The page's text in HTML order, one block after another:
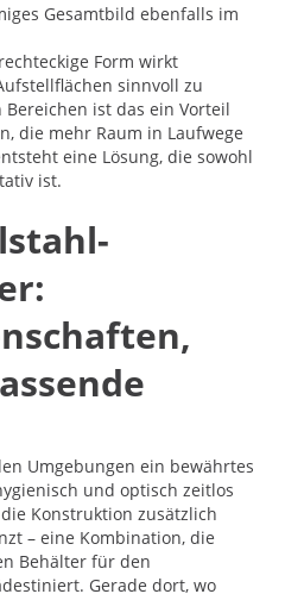
Gesamtbild ebenfalls im
Form wirkt
sinnvoll zu
ist das ein Vorteil
die mehr Raum in Laufwege
eine Lösung, die sowohl
ist.
Umgebungen ein bewährtes
und optisch zeitlos
Konstruktion zusätzlich
– eine Kombination, die
Behälter für den
Gerade dort, wo